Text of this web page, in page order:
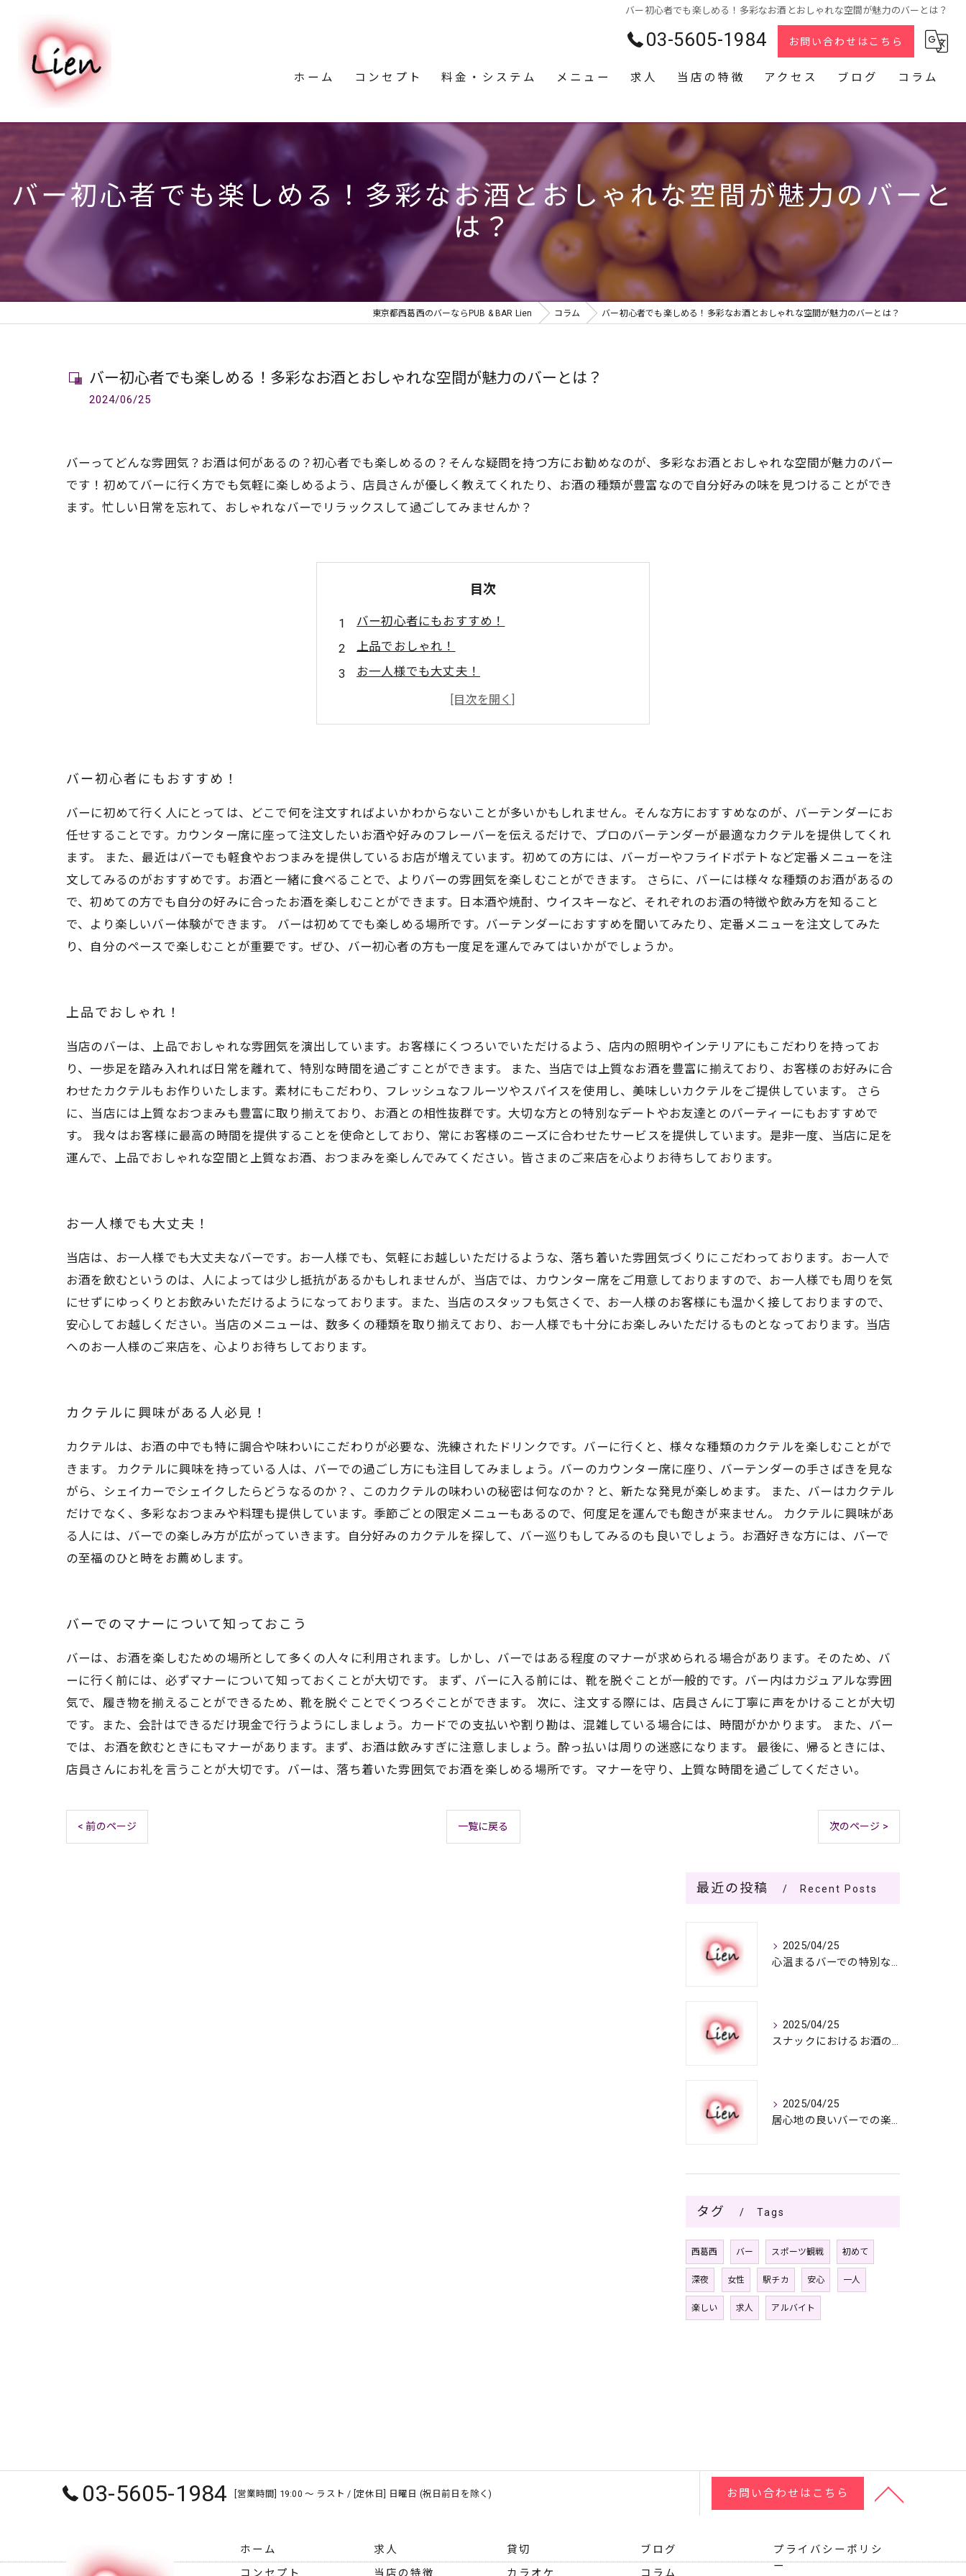
バー初心者でも楽しめる！多彩なお酒とおしゃれな空間が魅力のバーとは？
03-5605-1984 お問い合わせはこちら
ホーム コンセプト 料金・システム メニュー 求人 当店の特徴
スナック
2次会
貸切
アクセス ブログ コラム
バー初心者でも楽しめる！多彩なお酒とおしゃれな空間が魅力のバーと
は？
東京都西葛西のバーならPUB & BAR Lien コラム バー初心者でも楽しめる！多彩なお酒とおしゃれな空間が魅力のバーとは？
バー初心者でも楽しめる！多彩なお酒とおしゃれな空間が魅力のバーとは？
2024/06/25
バーってどんな雰囲気？お酒は何があるの？初心者でも楽しめるの？そんな疑問を持つ方にお勧めなのが、多彩なお酒とおしゃれな空間が魅力のバー
です！初めてバーに行く方でも気軽に楽しめるよう、店員さんが優しく教えてくれたり、お酒の種類が豊富なので自分好みの味を見つけることができ
ます。忙しい日常を忘れて、おしゃれなバーでリラックスして過ごしてみませんか？
目次
バー初心者にもおすすめ！
上品でおしゃれ！
お一人様でも大丈夫！
カクテルに興味がある人必見！
バーでのマナーについて知っておこう
バー初心者にもおすすめ！
バーに初めて行く人にとっては、どこで何を注文すればよいかわからないことが多いかもしれません。そんな方におすすめなのが、バーテンダーにお
任せすることです。カウンター席に座って注文したいお酒や好みのフレーバーを伝えるだけで、プロのバーテンダーが最適なカクテルを提供してくれ
ます。 また、最近はバーでも軽食やおつまみを提供しているお店が増えています。初めての方には、バーガーやフライドポテトなど定番メニューを注
文してみるのがおすすめです。お酒と一緒に食べることで、よりバーの雰囲気を楽しむことができます。 さらに、バーには様々な種類のお酒があるの
で、初めての方でも自分の好みに合ったお酒を楽しむことができます。日本酒や焼酎、ウイスキーなど、それぞれのお酒の特徴や飲み方を知ること
で、より楽しいバー体験ができます。 バーは初めてでも楽しめる場所です。バーテンダーにおすすめを聞いてみたり、定番メニューを注文してみた
り、自分のペースで楽しむことが重要です。ぜひ、バー初心者の方も一度足を運んでみてはいかがでしょうか。
上品でおしゃれ！
当店のバーは、上品でおしゃれな雰囲気を演出しています。お客様にくつろいでいただけるよう、店内の照明やインテリアにもこだわりを持ってお
り、一歩足を踏み入れれば日常を離れて、特別な時間を過ごすことができます。 また、当店では上質なお酒を豊富に揃えており、お客様のお好みに合
わせたカクテルもお作りいたします。素材にもこだわり、フレッシュなフルーツやスパイスを使用し、美味しいカクテルをご提供しています。 さら
に、当店には上質なおつまみも豊富に取り揃えており、お酒との相性抜群です。大切な方との特別なデートやお友達とのパーティーにもおすすめで
す。 我々はお客様に最高の時間を提供することを使命としており、常にお客様のニーズに合わせたサービスを提供しています。是非一度、当店に足を
運んで、上品でおしゃれな空間と上質なお酒、おつまみを楽しんでみてください。皆さまのご来店を心よりお待ちしております。
お一人様でも大丈夫！
当店は、お一人様でも大丈夫なバーです。お一人様でも、気軽にお越しいただけるような、落ち着いた雰囲気づくりにこだわっております。お一人で
お酒を飲むというのは、人によっては少し抵抗があるかもしれませんが、当店では、カウンター席をご用意しておりますので、お一人様でも周りを気
にせずにゆっくりとお飲みいただけるようになっております。また、当店のスタッフも気さくで、お一人様のお客様にも温かく接しておりますので、
安心してお越しください。当店のメニューは、数多くの種類を取り揃えており、お一人様でも十分にお楽しみいただけるものとなっております。当店
へのお一人様のご来店を、心よりお待ちしております。
カクテルに興味がある人必見！
カクテルは、お酒の中でも特に調合や味わいにこだわりが必要な、洗練されたドリンクです。バーに行くと、様々な種類のカクテルを楽しむことがで
きます。 カクテルに興味を持っている人は、バーでの過ごし方にも注目してみましょう。バーのカウンター席に座り、バーテンダーの手さばきを見な
がら、シェイカーでシェイクしたらどうなるのか？、このカクテルの味わいの秘密は何なのか？と、新たな発見が楽しめます。 また、バーはカクテル
だけでなく、多彩なおつまみや料理も提供しています。季節ごとの限定メニューもあるので、何度足を運んでも飽きが来ません。 カクテルに興味があ
る人には、バーでの楽しみ方が広がっていきます。自分好みのカクテルを探して、バー巡りもしてみるのも良いでしょう。お酒好きな方には、バーで
の至福のひと時をお薦めします。
バーでのマナーについて知っておこう
バーは、お酒を楽しむための場所として多くの人々に利用されます。しかし、バーではある程度のマナーが求められる場合があります。そのため、バ
ーに行く前には、必ずマナーについて知っておくことが大切です。 まず、バーに入る前には、靴を脱ぐことが一般的です。バー内はカジュアルな雰囲
気で、履き物を揃えることができるため、靴を脱ぐことでくつろぐことができます。 次に、注文する際には、店員さんに丁寧に声をかけることが大切
です。また、会計はできるだけ現金で行うようにしましょう。カードでの支払いや割り勘は、混雑している場合には、時間がかかります。 また、バー
では、お酒を飲むときにもマナーがあります。まず、お酒は飲みすぎに注意しましょう。酔っ払いは周りの迷惑になります。 最後に、帰るときには、
店員さんにお礼を言うことが大切です。バーは、落ち着いた雰囲気でお酒を楽しめる場所です。マナーを守り、上質な時間を過ごしてください。
< 前のページ 一覧に戻る 次のページ >
最近の投稿 Recent Posts
2025/04/25
心温まるバーでの特別なひととき
2025/04/25
スナックにおけるお酒の多彩さと楽しみ方
2025/04/25
居心地の良いバーでの楽しみ方
タグ Tags
西葛西 バー スポーツ観戦 初めて
深夜 女性 駅チカ 安心 一人
楽しい 求人 アルバイト
03-5605-1984 [営業時間] 19:00 ～ ラスト / [定休日] 日曜日 (祝日前日を除く) お問い合わせはこちら
ホーム
コンセプト
求人
当店の特徴
貸切
カラオケ
ブログ
コラム
プライバシーポリシ
ー